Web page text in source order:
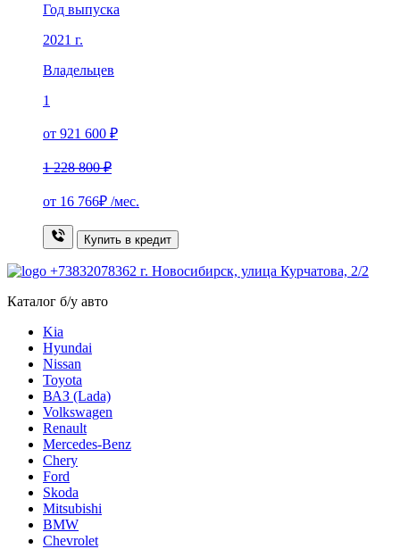
Год выпуска
2021 г.
Владельцев
1
от 921 600 ₽
1 228 800 ₽
от 16 766₽ /мес.
Купить в кредит
+73832078362 г. Новосибирск, улица Курчатова, 2/2
Каталог б/у авто
Kia
Hyundai
Nissan
Toyota
ВАЗ (Lada)
Volkswagen
Renault
Mercedes-Benz
Chery
Ford
Skoda
Mitsubishi
BMW
Chevrolet